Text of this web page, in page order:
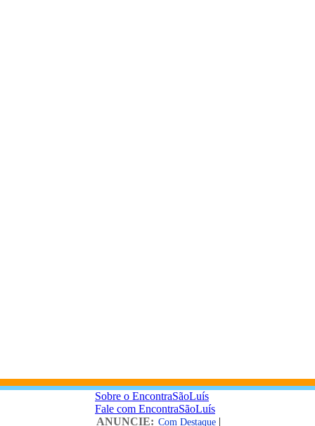
Sobre o EncontraSãoLuís
Fale com EncontraSãoLuís
ANUNCIE: Com Destaque |